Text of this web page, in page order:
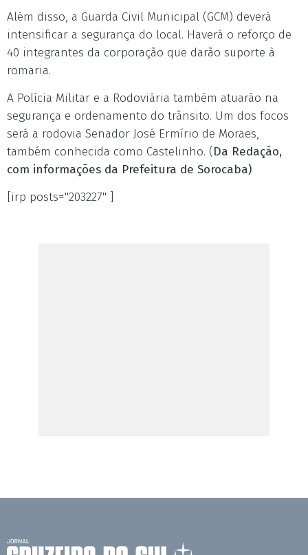
Além disso, a Guarda Civil Municipal (GCM) deverá
intensificar a segurança do local. Haverá o reforço de
40 integrantes da corporação que darão suporte à
romaria.
A Polícia Militar e a Rodoviária também atuarão na
segurança e ordenamento do trânsito. Um dos focos
será a rodovia Senador José Ermírio de Moraes,
também conhecida como Castelinho. (Da Redação,
com informações da Prefeitura de Sorocaba)
[irp posts="203227" ]